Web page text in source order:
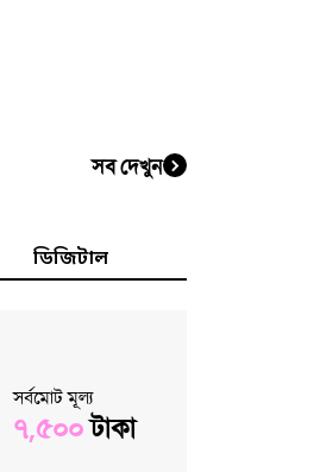
সব দেখুন
ডিজিটাল
সর্বমোট মূল্য
৭,৫০০টাকা